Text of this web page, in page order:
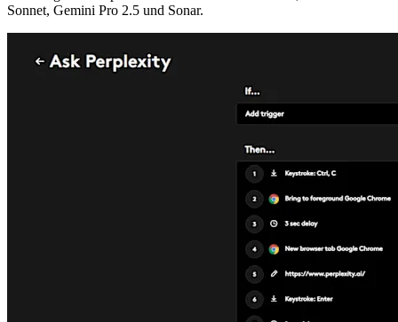
Sonnet, Gemini Pro 2.5 und Sonar.